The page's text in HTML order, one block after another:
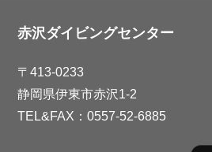
赤沢ダイビングセンター
〒413-0233
静岡県伊東市赤沢1-2
TEL&FAX：0557-52-6885